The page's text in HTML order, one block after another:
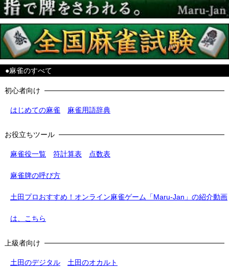
●麻雀のすべて
初心者向け
はじめての麻雀 麻雀用語辞典
お役立ちツール
麻雀役一覧 符計算表 点数表
麻雀牌の呼び方
土田プロおすすめ！オンライン麻雀ゲーム「Maru-Jan」の紹介動画
は、こちら
上級者向け
土田のデジタル 土田のオカルト